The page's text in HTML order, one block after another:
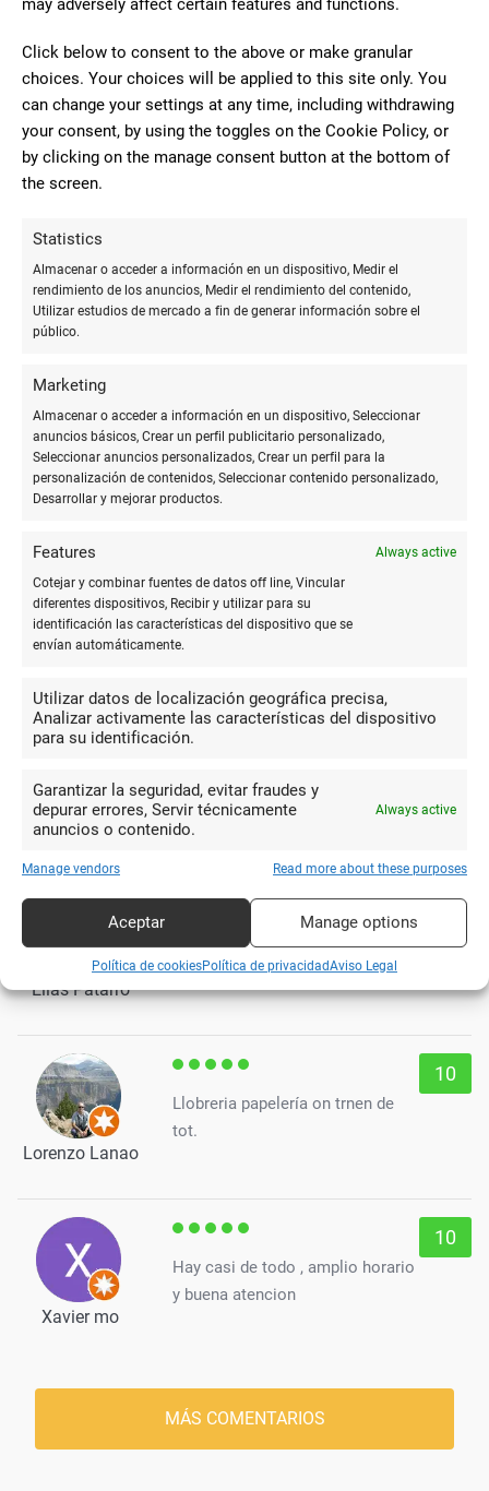
Click below to consent to the above or make granular
choices. Your choices will be applied to this site only. You
can change your settings at any time, including withdrawing
your consent, by using the toggles on the Cookie Policy, or
by clicking on the manage consent button at the bottom of
the screen.
Statistics
Almacenar o acceder a información en un dispositivo, Medir el
rendimiento de los anuncios, Medir el rendimiento del contenido,
Utilizar estudios de mercado a fin de generar información sobre el
público.
Marketing
Almacenar o acceder a información en un dispositivo, Seleccionar
anuncios básicos, Crear un perfil publicitario personalizado,
Seleccionar anuncios personalizados, Crear un perfil para la
personalización de contenidos, Seleccionar contenido personalizado,
Desarrollar y mejorar productos.
Features
Always active
Cotejar y combinar fuentes de datos off line, Vincular
diferentes dispositivos, Recibir y utilizar para su
identificación las características del dispositivo que se
envían automáticamente.
Utilizar datos de localización geográfica precisa,
Analizar activamente las características del dispositivo
para su identificación.
Garantizar la seguridad, evitar fraudes y
depurar errores, Servir técnicamente
anuncios o contenido.
Always active
Manage vendors Read more about these purposes
Aceptar Manage options
Política de cookiesPolítica de privacidadAviso Legal
Sergio spam
paciente. Un diez para un negocio de
toda la vida
cliente. Un negocio de barrio de toda la
vida que vale la pena mantener.
Gaston
Sebastian Elias
del mundial Qatar 2022?
Angel Bueno
10
De las de toda la vida! Tienes que
ir! Ademas recogen los paquetes y
gestionan las devoluciones de Amazon.
Javier Z
dependiente o propietario no es muy
simpático que se diga
Elías Patarro
Tiene casi todo no parece que
sea una librería convencional. Buen trato
Lorenzo Lanao
10
Llobreria papelería on trnen de
tot.
Xavier mo
10
Hay casi de todo , amplio horario
y buena atencion
MÁS COMENTARIOS